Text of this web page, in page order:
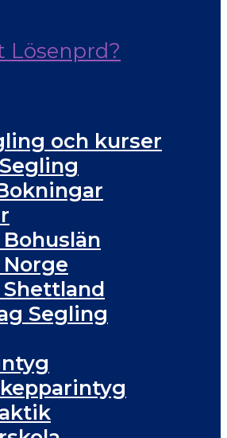
Lösenprd?
och kurser
Shettland
Segling